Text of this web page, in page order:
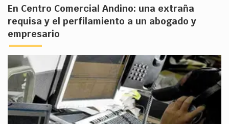
En Centro Comercial Andino: una extraña
requisa y el perfilamiento a un abogado y
empresario